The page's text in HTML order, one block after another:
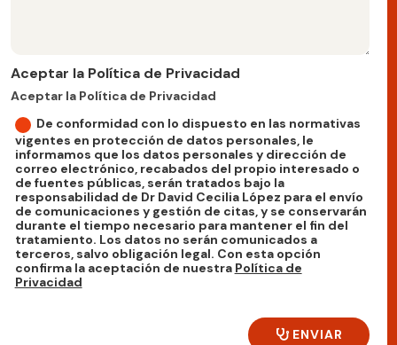
Aceptar la Política de Privacidad
Aceptar la Política de Privacidad
De conformidad con lo dispuesto en las normativas
vigentes en protección de datos personales, le
informamos que los datos personales y dirección de
correo electrónico, recabados del propio interesado o
de fuentes públicas, serán tratados bajo la
responsabilidad de Dr David Cecilia López para el envío
de comunicaciones y gestión de citas, y se conservarán
durante el tiempo necesario para mantener el fin del
tratamiento. Los datos no serán comunicados a
terceros, salvo obligación legal. Con esta opción
confirma la aceptación de nuestra Política de
Privacidad
ENVIAR